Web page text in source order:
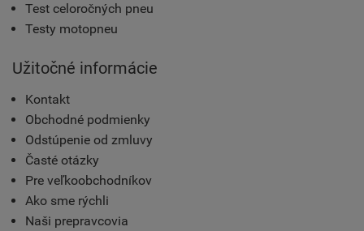
Test celoročných pneu
Testy motopneu
Užitočné informácie
Kontakt
Obchodné podmienky
Odstúpenie od zmluvy
Časté otázky
Pre veľkoobchodníkov
Ako sme rýchli
Naši prepravcovia